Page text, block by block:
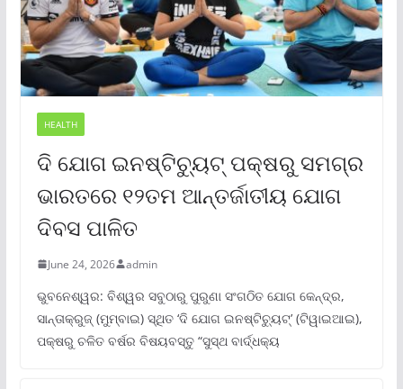
HEALTH
ଦି ଯୋଗ ଇନଷ୍ଟିଚ୍ୟୁଟ୍ ପକ୍ଷରୁ ସମଗ୍ର
ଭାରତରେ ୧୨ତମ ଆନ୍ତର୍ଜାତୀୟ ଯୋଗ
ଦିବସ ପାଳିତ
June 24, 2026 admin
ଭୁବନେଶ୍ୱର: ବିଶ୍ୱର ସବୁଠାରୁ ପୁରୁଣା ସଂଗଠିତ ଯୋଗ କେନ୍ଦ୍ର,
ସାନ୍ତାକ୍ରୁଜ୍ (ମୁମ୍ବାଇ) ସ୍ଥିତ ‘ଦି ଯୋଗ ଇନଷ୍ଟିଚ୍ୟୁଟ୍‌’ (ଟିୱାଇଆଇ),
ପକ୍ଷରୁ ଚଳିତ ବର୍ଷର ବିଷୟବସ୍ତୁ “ସୁସ୍ଥ ବାର୍ଦ୍ଧକ୍ୟ